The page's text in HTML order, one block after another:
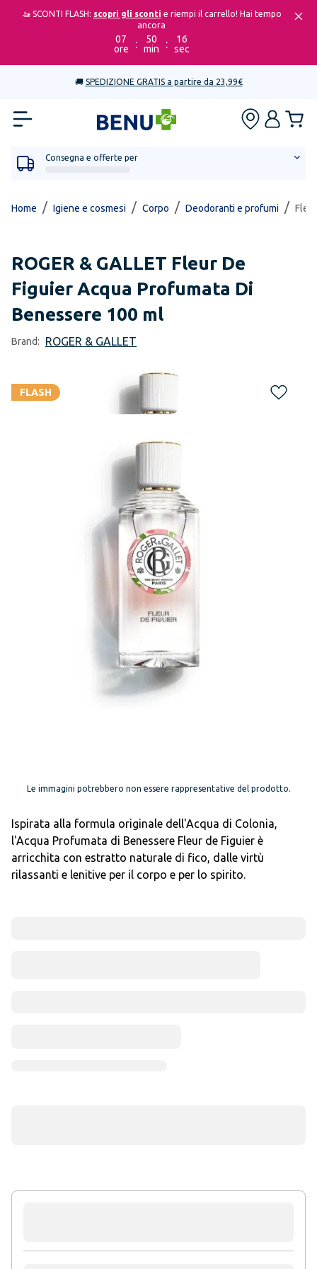
🚤 SCONTI FLASH: scopri gli sconti e riempi il carrello! Hai tempo
ancora
07
ore
:
50
min
:
16
sec
🚚 SPEDIZIONE GRATIS a partire da 23,99€
Consegna e offerte per
Home / Igiene e cosmesi / Corpo / Deodoranti e profumi /
ROGER & GALLET Fleur De
Figuier Acqua Profumata Di
Benessere 100 ml
Brand: ROGER & GALLET
FLASH
Le immagini potrebbero non essere rappresentative del prodotto.
Ispirata alla formula originale dell'Acqua di Colonia,
l'Acqua Profumata di Benessere Fleur de Figuier è
arricchita con estratto naturale di fico, dalle virtù
rilassanti e lenitive per il corpo e per lo spirito.